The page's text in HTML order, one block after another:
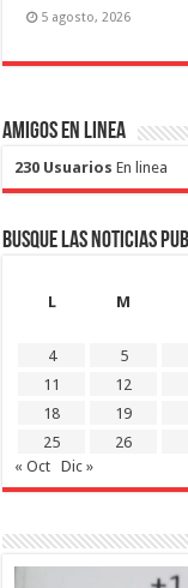
5 agosto, 2026
Amigos en Linea
230 Usuarios En linea
Busque las noticias
L
M
4
5
11
12
18
19
25
26
« Oct
Dic »